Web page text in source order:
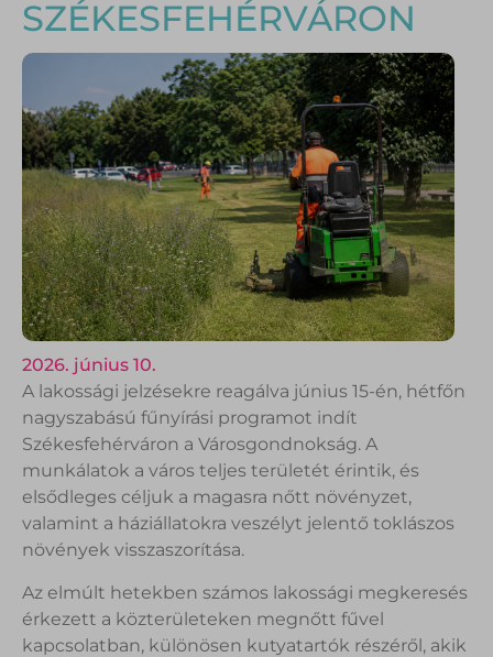
SZÉKESFEHÉRVÁRON
2026. június 10.
A lakossági jelzésekre reagálva június 15-én, hétfőn
nagyszabású fűnyírási programot indít
Székesfehérváron a Városgondnokság. A
munkálatok a város teljes területét érintik, és
elsődleges céljuk a magasra nőtt növényzet,
valamint a háziállatokra veszélyt jelentő toklászos
növények visszaszorítása.
Az elmúlt hetekben számos lakossági megkeresés
érkezett a közterületeken megnőtt fűvel
kapcsolatban, különösen kutyatartók részéről, akik